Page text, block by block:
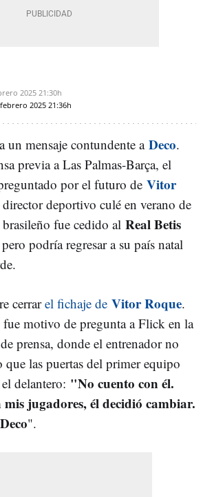
2025 21:30h
2025 21:36h
un mensaje contundente a Deco.
previa a Las Palmas-Barça, el
por el futuro de Vitor
deportivo culé en verano de
fue cedido al Real Betis
podría regresar a su país natal
cerrarel fichaje de Vitor Roque.
motivo de pregunta a Flick en la
prensa, donde el entrenador no
que las puertas del primer equipo
delantero: "No cuento con él.
mis jugadores, él decidió cambiar.
Deco".